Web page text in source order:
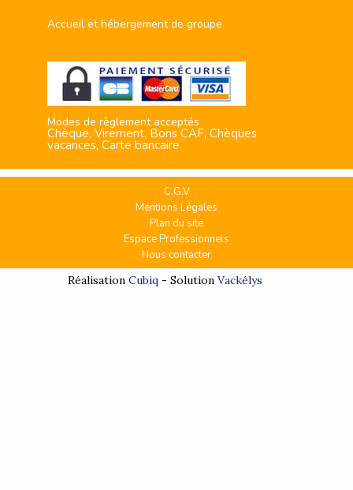
Accueil et hébergement de groupe
Modes de règlement acceptés
Chèque, Virement, Bons CAF, Chèques
vacances, Carte bancaire
C.G.V
Mentions Légales
Plan du site
Espace Professionnels
Nous contacter
Réalisation Cubiq- Solution Vackélys